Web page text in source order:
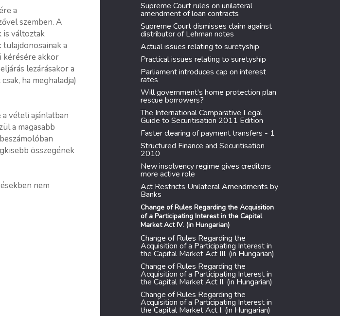
a
szemben. A
is változtak
a
kérésére akkor
lezárásakor a
ha meghaladja)
vételi ajánlatban
a magasabb
összegének
nem
Supreme Court rules on unilateral
amendment of loan contracts
Supreme Court dismisses claim against
distributor of Lehman notes
Actual issues relating to suretyship
Practical issues relating to suretyship
Parliament introduces cap on interest
rates
Will government's home protection plan
rescue borrowers?
The International Comparative Legal
Guide to Securitisation 2011 Edition
Faster clearing of payment transfers - 1
Structured Finance and Securitisation
2010
New insolvency regime gives creditors
more active role
Act Restricts Unilateral Amendments by
Banks
Change of Rules Regarding the Acquisition
of a Participating Interest in the Capital
Market Act IV. (in Hungarian)
Change of Rules Regarding the
Acquisition of a Participating Interest in
the Capital Market Act III. (in Hungarian)
Change of Rules Regarding the
Acquisition of a Participating Interest in
the Capital Market Act II. (in Hungarian)
Change of Rules Regarding the
Acquisition of a Participating Interest in
the Capital Market Act I. (in Hungarian)